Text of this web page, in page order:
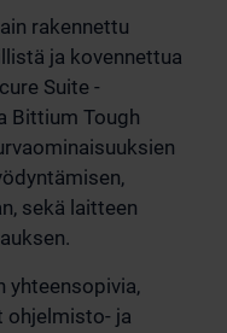
rakennettu
ja kovennettua
Suite -
Bittium Tough
sekä laitteen
yhteensopivia,
ohjelmisto- ja